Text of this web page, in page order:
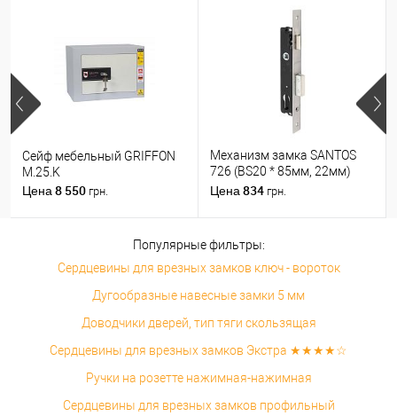
Сейф мебельный GRIFFON
M.25.K
Цена 8 550 грн.
Механизм замка SANTOS
726 (BS20 * 85мм, 22мм)
матовый хром
Цена 834 грн.
Популярные фильтры:
Сердцевины для врезных замков ключ - вороток
Дугообразные навесные замки 5 мм
Доводчики дверей, тип тяги скользящая
Сердцевины для врезных замков Экстра ★★★★☆
Ручки на розетте нажимная-нажимная
Сердцевины для врезных замков профильный